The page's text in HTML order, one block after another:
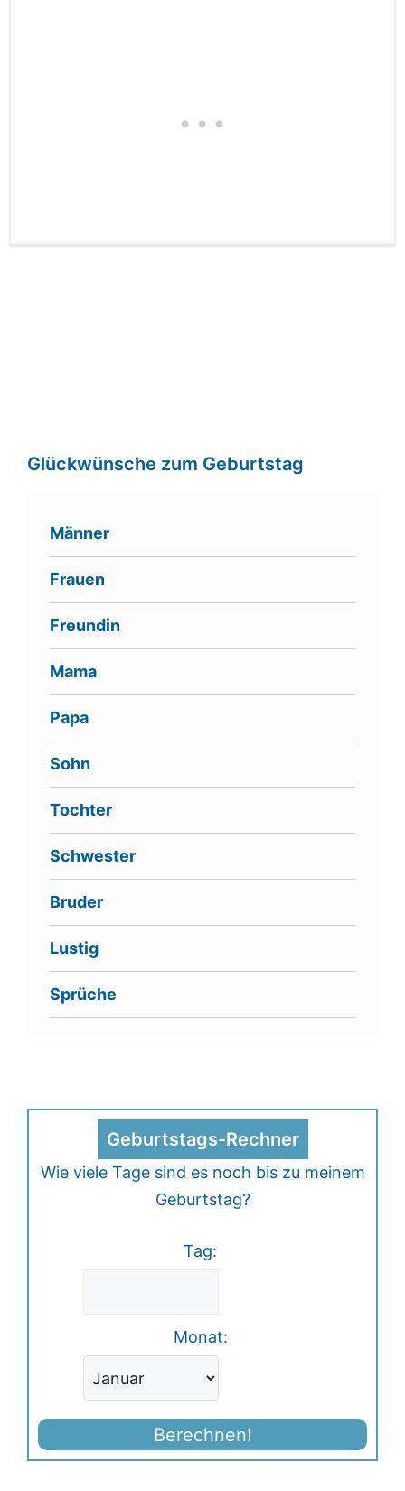
Glückwünsche zum Geburtstag
Männer
Frauen
Freundin
Mama
Papa
Sohn
Tochter
Schwester
Bruder
Lustig
Sprüche
Geburtstags-Rechner
Wie viele Tage sind es noch bis zu meinem
Geburtstag?
Tag:
Monat:
Berechnen!